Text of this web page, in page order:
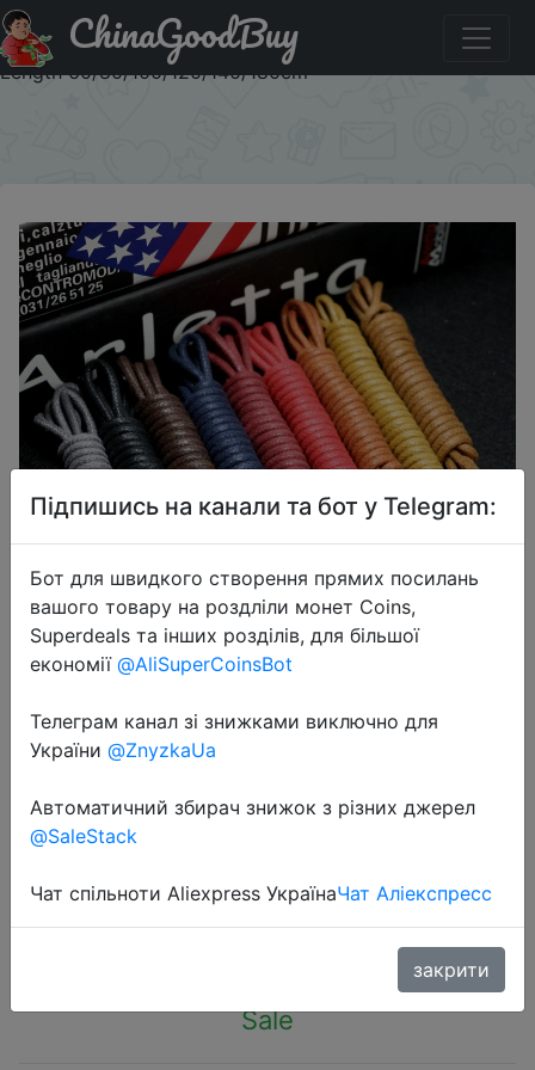
Придбати 1Pair Cotton Waxed Shoelaces Round Oxford
Shoe laces Boots Laces Waterproof Leather Shoelace
Length 60/80/100/120/140/180cm
ChinaGoodBuy
1Pair Cotton Waxed Shoelaces
Round Oxford Shoe laces Boots
Laces Waterproof Leather Shoelace
Length 60/80/100/120/140/180cm
$0.41
Sale
Підпишись на канали та бот у Telegram:
Бот для швидкого створення прямих посилань
вашого товару на роздліли монет Coins,
Superdeals та інших розділів, для більшої
економії @AliSuperCoinsBot
Телеграм канал зі знижками виключно для
України @ZnyzkaUa
Автоматичний збирач знижок з різних джерел
@SaleStack
Чат спільноти Aliexpress УкраїнаЧат Аліекспресс
закрити